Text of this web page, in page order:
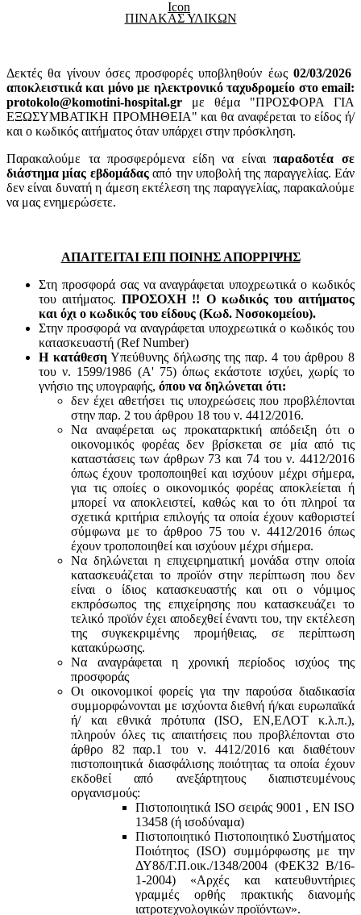
ΠΙΝΑΚΑΣ ΥΛΙΚΩΝ
Δεκτές θα γίνουν όσες προσφορές υποβληθούν έως 02/03/2026
αποκλειστικά και μόνο με ηλεκτρονικό ταχυδρομείο στο email:
protokolo@komotini-hospital.gr με θέμα "ΠΡΟΣΦΟΡΑ ΓΙΑ
ΕΞΩΣΥΜΒΑΤΙΚΗ ΠΡΟΜΗΘΕΙΑ" και θα αναφέρεται το είδος ή/
και ο κωδικός αιτήματος όταν υπάρχει στην πρόσκληση.
Παρακαλούμε τα προσφερόμενα είδη να είναιπαραδοτέα σε
διάστημα μίας εβδομάδαςαπό την υποβολή της παραγγελίας. Εάν
δεν είναι δυνατή η άμεση εκτέλεση της παραγγελίας, παρακαλούμε
να μας ενημερώσετε.
ΑΠΑΙΤΕΙΤΑΙ ΕΠΙ ΠΟΙΝΗΣ ΑΠΟΡΡΙΨΗΣ
Στη προσφορά σας να αναγράφεται υποχρεωτικά ο κωδικός
του αιτήματος.ΠΡΟΣΟΧΗ !! Ο κωδικός του αιτήματος
και όχι ο κωδικός του είδους (Κωδ. Νοσοκομείου).
Στην προσφορά να αναγράφεται υποχρεωτικά ο κωδικός του
κατασκευαστή (Ref Number)
Η κατάθεσηΥπεύθυνης δήλωσης της παρ. 4 του άρθρου 8
του ν. 1599/1986 (Α' 75) όπως εκάστοτε ισχύει, χωρίς το
γνήσιο της υπογραφής, όπου να δηλώνεται ότι:
δεν έχει αθετήσει τις υποχρεώσεις που προβλέπονται
στην παρ. 2 του άρθρου 18 του ν. 4412/2016.
Να αναφέρεται ως προκαταρκτική απόδειξη ότι ο
οικονομικός φορέας δεν βρίσκεται σε μία από τις
καταστάσεις των άρθρων 73 και 74 του ν. 4412/2016
όπως έχουν τροποποιηθεί και ισχύουν μέχρι σήμερα,
για τις οποίες ο οικονομικός φορέας αποκλείεται ή
μπορεί να αποκλειστεί, καθώς και το ότι πληροί τα
σχετικά κριτήρια επιλογής τα οποία έχουν καθοριστεί
σύμφωνα με τo άρθροo 75 του ν. 4412/2016 όπως
έχουν τροποποιηθεί και ισχύουν μέχρι σήμερα.
Να δηλώνεται η επιχειρηματική μονάδα στην οποία
κατασκευάζεται το προϊόν στην περίπτωση που δεν
είναι ο ίδιος κατασκευαστής και oτι ο νόμιμος
εκπρόσωπος της επιχείρησης που κατασκευάζει το
τελικό προϊόν έχει αποδεχθεί έναντι του, την εκτέλεση
της συγκεκριμένης προμήθειας, σε περίπτωση
κατακύρωσης.
Να αναγράφεται η χρονική περίοδος ισχύος της
προσφοράς
Οι οικονομικοί φορείς για την παρούσα διαδικασία
συμμορφώνονται με ισχύοντα διεθνή ή/και ευρωπαϊκά
ή/ και εθνικά πρότυπα (ISO, ΕΝ,ΕΛΟΤ κ.λ.π.),
πληρούν όλες τις απαιτήσεις που προβλέπονται στο
άρθρο 82 παρ.1 του ν. 4412/2016 και διαθέτουν
πιστοποιητικά διασφάλισης ποιότητας τα οποία έχουν
εκδοθεί από ανεξάρτητους διαπιστευμένους
οργανισμούς:
Πιστοποιητικά ISO σειράς 9001 , ΕΝ ISO
13458 (ή ισοδύναμα)
Πιστοποιητικό Πιστοποιητικό Συστήματος
Ποιότητος (ISO) συμμόρφωσης με την
ΔΥ8δ/Γ.Π.οικ./1348/2004 (ΦΕΚ32 Β/16-
1-2004) «Αρχές και κατευθυντήριες
γραμμές ορθής πρακτικής διανομής
ιατροτεχνολογικών προϊόντων».